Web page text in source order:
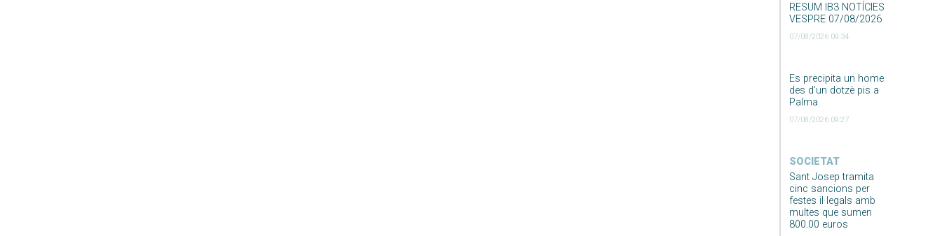
RESUM IB3 NOTÍCIES
VESPRE 07/08/2026
07/08/2026 09:34
Es precipita un home
des d’un dotzè pis a
Palma
07/08/2026 09:27
SOCIETAT
Sant Josep tramita
cinc sancions per
festes il·legals amb
multes que sumen
800.00 euros